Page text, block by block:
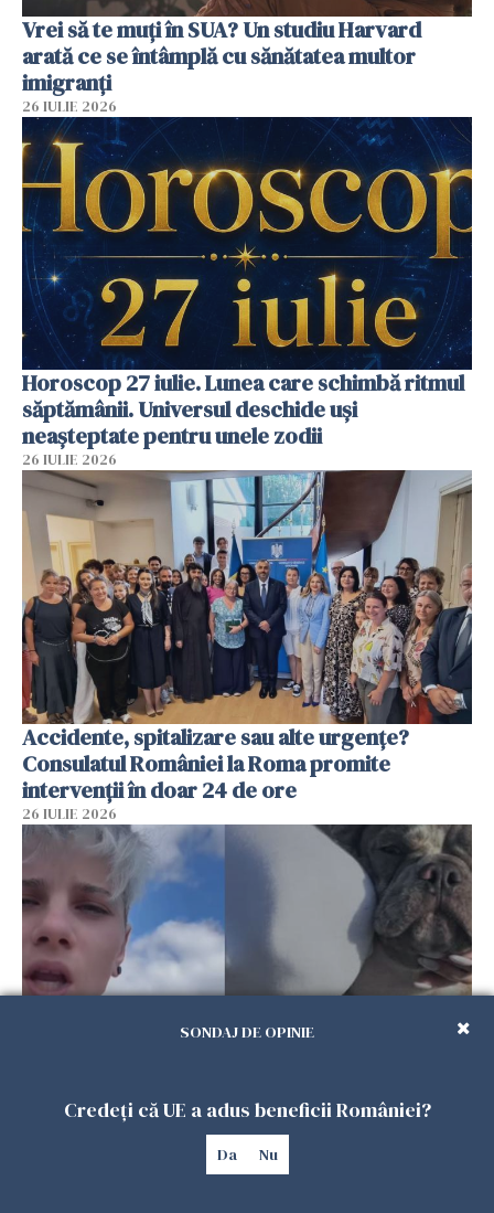
Vrei să te muți în SUA? Un studiu Harvard
arată ce se întâmplă cu sănătatea multor
imigranți
26 IULIE 2026
Horoscop 27 iulie. Lunea care schimbă ritmul
săptămânii. Universul deschide uși
neașteptate pentru unele zodii
26 IULIE 2026
Accidente, spitalizare sau alte urgențe?
Consulatul României la Roma promite
intervenții în doar 24 de ore
26 IULIE 2026
câinele în Germania. Mesajul ei a stârnit
SONDAJ DE OPINIE
Credeți că UE a adus beneficii României?
Da Nu